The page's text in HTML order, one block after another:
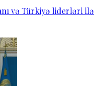
və Türkiyə liderləri ilə